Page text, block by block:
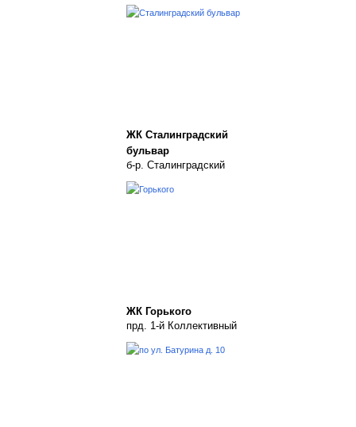
ЖК Сталинградский
бульвар
б-р. Сталинградский
ЖК Горького
прд. 1-й Коллективный